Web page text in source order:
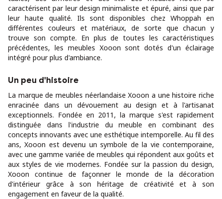
caractérisent par leur design minimaliste et épuré, ainsi que par
leur haute qualité. Ils sont disponibles chez Whoppah en
différentes couleurs et matériaux, de sorte que chacun y
trouve son compte. En plus de toutes les caractéristiques
précédentes, les meubles Xooon sont dotés d'un éclairage
intégré pour plus d'ambiance.
Un peu d'histoire
La marque de meubles néerlandaise Xooon a une histoire riche
enracinée dans un dévouement au design et à l'artisanat
exceptionnels. Fondée en 2011, la marque s'est rapidement
distinguée dans l'industrie du meuble en combinant des
concepts innovants avec une esthétique intemporelle. Au fil des
ans, Xooon est devenu un symbole de la vie contemporaine,
avec une gamme variée de meubles qui répondent aux goûts et
aux styles de vie modernes. Fondée sur la passion du design,
Xooon continue de façonner le monde de la décoration
d'intérieur grâce à son héritage de créativité et à son
engagement en faveur de la qualité.